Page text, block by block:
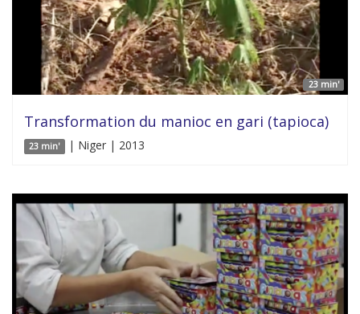
23 min'
Transformation du manioc en gari (tapioca)
23 min' | Niger | 2013